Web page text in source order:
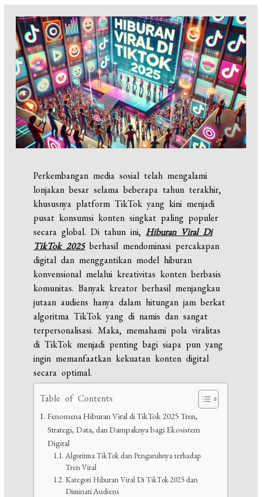
Perkembangan media sosial telah mengalami
lonjakan besar selama beberapa tahun terakhir,
khususnya platform TikTok yang kini menjadi
pusat konsumsi konten singkat paling populer
secara global. Di tahun ini,Hiburan Viral Di
TikTok 2025berhasil mendominasi percakapan
digital dan menggantikan model hiburan
konvensional melalui kreativitas konten berbasis
komunitas. Banyak kreator berhasil menjangkau
jutaan audiens hanya dalam hitungan jam berkat
algoritma TikTok yang di namis dan sangat
terpersonalisasi. Maka, memahami pola viralitas
di TikTok menjadi penting bagi siapa pun yang
ingin memanfaatkan kekuatan konten digital
secara optimal.
Table of Contents
Fenomena Hiburan Viral di TikTok 2025 Tren,
Strategi, Data, dan Dampaknya bagi Ekosistem
Digital
Algoritma TikTok dan Pengaruhnya terhadap
Tren Viral
Kategori Hiburan Viral Di TikTok 2025 dan
Diminati Audiens